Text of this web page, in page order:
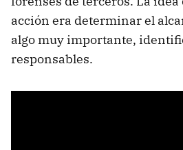
acción era determinar el
algo muy importante,
responsables.